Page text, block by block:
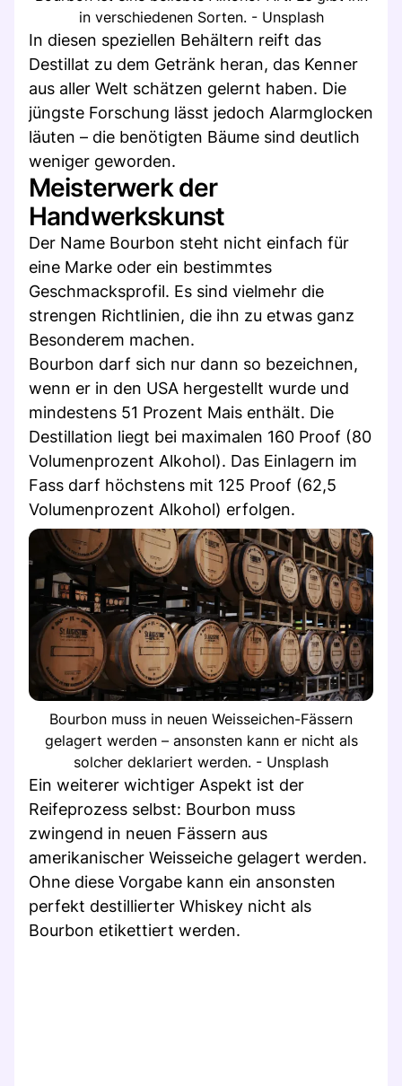
in verschiedenen Sorten. - Unsplash
In diesen speziellen Behältern reift das
Destillat zu dem Getränk heran, das Kenner
aus aller Welt schätzen gelernt haben. Die
jüngste Forschung lässt jedoch Alarmglocken
läuten – die benötigten Bäume sind deutlich
weniger geworden.
Meisterwerk der
Handwerkskunst
Der Name Bourbon steht nicht einfach für
eine Marke oder ein bestimmtes
Geschmacksprofil. Es sind vielmehr die
strengen Richtlinien, die ihn zu etwas ganz
Besonderem machen.
Bourbon darf sich nur dann so bezeichnen,
wenn er in den USA hergestellt wurde und
mindestens 51 Prozent Mais enthält. Die
Destillation liegt bei maximalen 160 Proof (80
Volumenprozent Alkohol). Das Einlagern im
Fass darf höchstens mit 125 Proof (62,5
Volumenprozent Alkohol) erfolgen.
Bourbon muss in neuen Weisseichen-Fässern
gelagert werden – ansonsten kann er nicht als
solcher deklariert werden. - Unsplash
Ein weiterer wichtiger Aspekt ist der
Reifeprozess selbst: Bourbon muss
zwingend in neuen Fässern aus
amerikanischer Weisseiche gelagert werden.
Ohne diese Vorgabe kann ein ansonsten
perfekt destillierter Whiskey nicht als
Bourbon etikettiert werden.